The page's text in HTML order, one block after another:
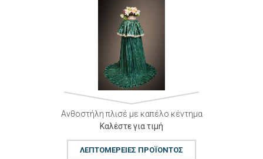
Ανθοστήλη πλισέ με καπέλο κέντημα
Καλέστε για τιμή
ΛΕΠΤΟΜΈΡΕΙΕΣ ΠΡΟΪΌΝΤΟΣ